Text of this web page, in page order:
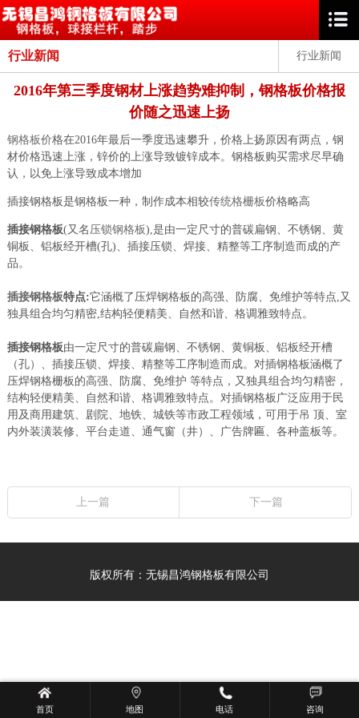
行业新闻
行业新闻
2016年第三季度钢材上涨趋势难抑制，钢格板价格报
价随之迅速上扬
钢格板价格在2016年最后一季度迅速攀升，价格上扬原因有两点，钢
材价格迅速上涨，锌价的上涨导致镀锌成本。钢格板购买需求尽早确
认，以免上涨导致成本增加
插接钢格板是钢格板一种，制作成本相较传统格栅板价格略高
插接钢格板(又名 压锁钢格板),是由一定尺寸的普碳扁钢、不锈钢、黄
铜板、铝板经开槽(孔)、插接压锁、焊接、精整等工序制造而成的产
品。
插接钢格板特点:它涵概了压焊钢格板的高强、防腐、免维护等特点,又
独具组合均匀精密,结构轻便精美、自然和谐、格调雅致特点。
插接钢格板由一定尺寸的普碳扁钢、不锈钢、黄铜板、铝板经开槽
（孔）、插接压锁、焊接、精整等工序制造而成。对插钢格板涵概了
压焊钢格栅板的高强、防腐、免维护 等特点，又独具组合均匀精密，
结构轻便精美、自然和谐、格调雅致特点。对插钢格板广泛应用于民
用及商用建筑、剧院、地铁、城铁等市政工程领域，可用于吊 顶、室
内外装潢装修、平台走道、通气窗（井）、广告牌匾、各种盖板等。
上一篇 下一篇
版权所有：无锡昌鸿钢格板有限公司
首页 地图 电话 咨询